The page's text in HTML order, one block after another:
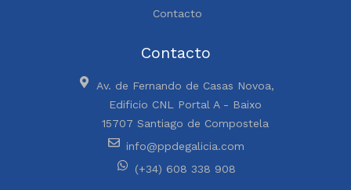
Contacto
Contacto
Av. de Fernando de Casas Novoa,
Edificio CNL Portal A - Baixo
15707 Santiago de Compostela
info@ppdegalicia.com
(+34) 608 338 908